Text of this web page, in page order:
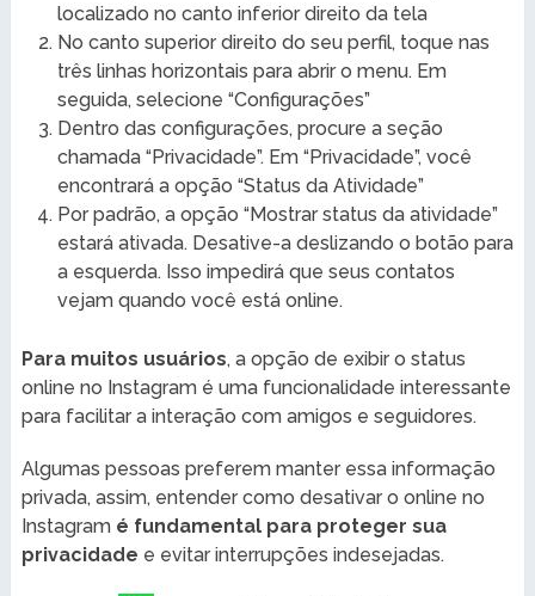
localizado no canto inferior direito da tela
No canto superior direito do seu perfil, toque nas
três linhas horizontais para abrir o menu. Em
seguida, selecione “Configurações”
Dentro das configurações, procure a seção
chamada “Privacidade”. Em “Privacidade”, você
encontrará a opção “Status da Atividade”
Por padrão, a opção “Mostrar status da atividade”
estará ativada. Desative-a deslizando o botão para
a esquerda. Isso impedirá que seus contatos
vejam quando você está online.
Para muitos usuários, a opção de exibir o status
online no Instagram é uma funcionalidade interessante
para facilitar a interação com amigos e seguidores.
Algumas pessoas preferem manter essa informação
privada, assim, entender como desativar o online no
Instagram é fundamental para proteger sua
privacidade e evitar interrupções indesejadas.